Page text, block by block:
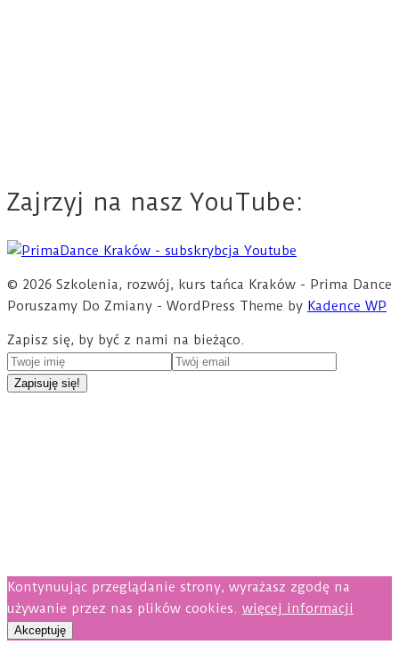
Zajrzyj na nasz YouTube:
© 2026 Szkolenia, rozwój, kurs tańca Kraków - Prima Dance
Poruszamy Do Zmiany - WordPress Theme by Kadence WP
Zapisz się, by być z nami na bieżąco.
Kontynuując przeglądanie strony, wyrażasz zgodę na
używanie przez nas plików cookies. więcej informacji
Akceptuję